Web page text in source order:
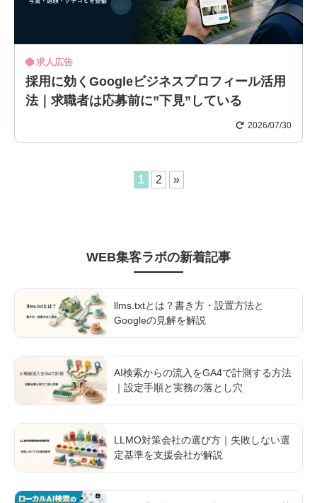
求人広告
採用に効くGoogleビジネスプロフィール活用
法｜求職者は応募前に”下見”している
2026/07/30
1 2 »
WEB集客ラボの新着記事
llms.txtとは？書き方・設置方法と
Googleの見解を解説
AI検索からの流入をGA4で計測する方法
｜設定手順と実務の落とし穴
LLMO対策会社の選び方｜失敗しない選
定基準を支援会社が解説